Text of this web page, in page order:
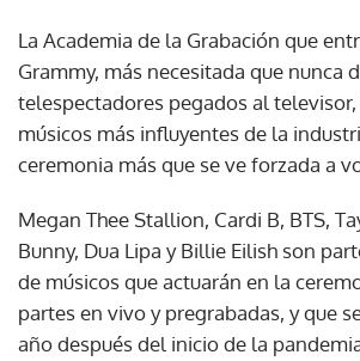
La Academia de la Grabación que
Grammy, más necesitada que nunca
telespectadores pegados al
músicos más influyentes de la
ceremonia más que se ve forzada a
Megan Thee Stallion, Cardi B, BTS,
Bunny, Dua Lipa y Billie Eilish son
de músicos que actuarán en la
partes en vivo y pregrabadas, y que
año después del inicio de la